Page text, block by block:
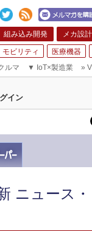
組み込み開発 メカ設計
モビリティ
医療機器
ルマ ▼ IoT×製造業 »
イン
ニュース